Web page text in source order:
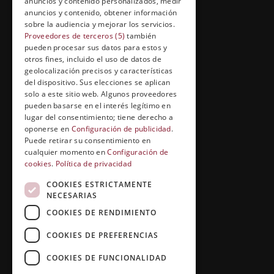
FORMACIÓN Y ENTRETENIMIENTO
Formación abierta
Cuídate con Grupo Esneca
Entrevistas profesionales
EL RINCÓN DEL ALUMNO
Conócenos
Preguntas y respuestas
Clases virtuales
anuncios y contenido, obtener información
sobre la audiencia y mejorar los servicios.
Proveedores de terceros (5) también
pueden procesar sus datos para estos y
otros fines, incluido el uso de datos de
geolocalización precisos y características
del dispositivo. Sus elecciones se aplican
solo a este sitio web. Algunos proveedores
pueden basarse en el interés legítimo en
lugar del consentimiento; tiene derecho a
oponerse en Configuración de publicidad.
Puede retirar su consentimiento en
cualquier momento enConfiguración de
cookies. Política de privacidad
COOKIES ESTRICTAMENTE
NECESARIAS
COOKIES DE RENDIMIENTO
COOKIES DE PREFERENCIAS
COOKIES DE FUNCIONALIDAD